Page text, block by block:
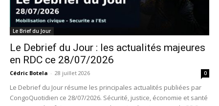
Le Brief du Jour
Le Debrief du Jour : les actualités majeures
en RDC ce 28/07/2026
Cédric Botela - 28 juillet 2026 0
Le Debrief du Jour résume les principales actualités publiées par
CongoQuotidien ce 28/07/2026. Sécurité, justice, économie et santé